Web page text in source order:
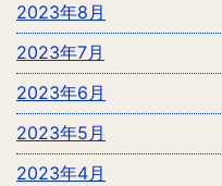
2023年8月
2023年7月
2023年6月
2023年5月
2023年4月